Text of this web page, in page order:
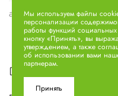
арт.236-1601095-Б2
Описание
Мы используем файлы
персонализации
работы функций
кнопку «Принять», вы
утверждением, а также
об использовании вами
партнерам.
Принять